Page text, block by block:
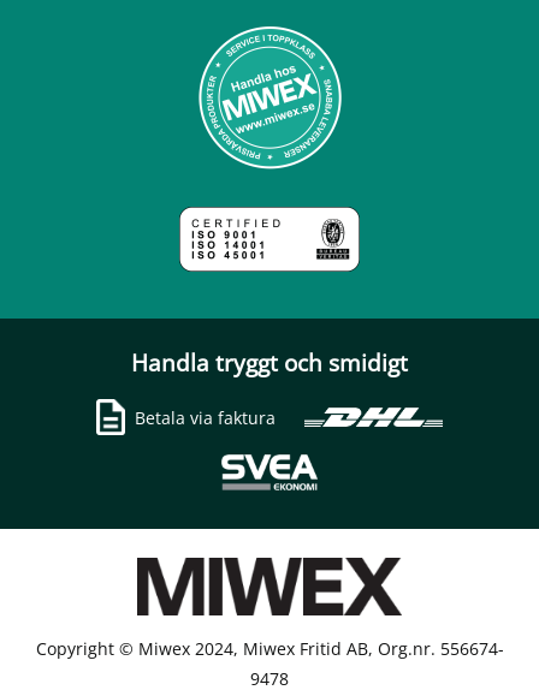
Handla tryggt och smidigt
Betala via faktura
Copyright © Miwex 2024, Miwex Fritid AB, Org.nr. 556674-
9478